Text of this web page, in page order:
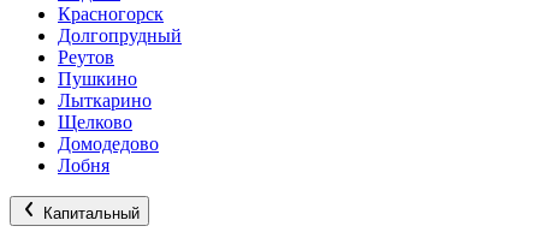
Красногорск
Долгопрудный
Реутов
Пушкино
Лыткарино
Щелково
Домодедово
Лобня
Капитальный